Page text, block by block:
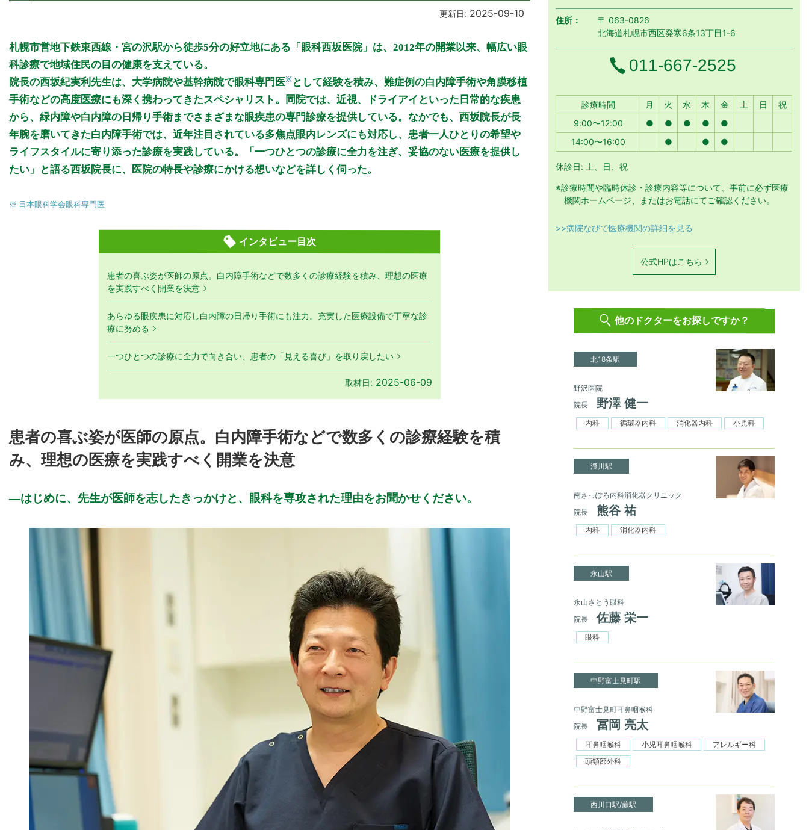
更新日: 2025-09-10
札幌市営地下鉄東西線・宮の沢駅から徒歩5分の好立地にある「眼科西坂医院」は、2012年の開業以来、幅広い眼
科診療で地域住民の目の健康を支えている。
院長の西坂紀実利先生は、大学病院や基幹病院で眼科専門医※ として経験を積み、難症例の白内障手術や角膜移植
手術などの高度医療にも深く携わってきたスペシャリスト。同院では、近視、ドライアイといった日常的な疾患
から、緑内障や白内障の日帰り手術までさまざまな眼疾患の専門診療を提供している。なかでも、西坂院長が長
年腕を磨いてきた白内障手術では、近年注目されている多焦点眼内レンズにも対応し、患者一人ひとりの希望や
ライフスタイルに寄り添った診療を実践している。「一つひとつの診療に全力を注ぎ、妥協のない医療を提供し
たい」と語る西坂院長に、医院の特長や診療にかける想いなどを詳しく伺った。
※ 日本眼科学会眼科専門医
インタビュー目次
患者の喜ぶ姿が医師の原点。白内障手術などで数多くの診療経験を積み、理想の医療
を実践すべく開業を決意
あらゆる眼疾患に対応し白内障の日帰り手術にも注力。充実した医療設備で丁寧な診
療に努める
一つひとつの診療に全力で向き合い、患者の「見える喜び」を取り戻したい
取材日: 2025-06-09
患者の喜ぶ姿が医師の原点。白内障手術などで数多くの診療経験を積
み、理想の医療を実践すべく開業を決意
はじめに、先生が医師を志したきっかけと、眼科を専攻された理由をお聞かせください。
住所：
〒 063-0826
北海道札幌市西区発寒6条13丁目1-6
電話番号
011-667-2525
診療時間 月 月曜日
火 火曜日
水 水曜日
木 木曜日
金金曜日
土土曜日
日 日曜日
祝
9:00〜12:00
● ● ● ●
●
14:00〜16:00
● ● ●
休診日: 土、日、祝
※診療時間や臨時休診・診療内容等について、事前に必ず医療
機関ホームページ、またはお電話にてご確認ください。
>>病院なびで医療機関の詳細を見る
公式HPはこちら
他のドクターをお探しですか？
北18条駅
野沢医院
院長
野澤 健一
内科 循環器内科 消化器内科 小児科
澄川駅
南さっぽろ内科消化器クリニック
院長
熊谷 祐
内科 消化器内科
永山駅
永山さとう眼科
院長
佐藤 栄一
眼科
中野富士見町駅
中野富士見町耳鼻咽喉科
院長
冨岡 亮太
耳鼻咽喉科 小児耳鼻咽喉科
アレルギー科
頭頸部外科
西川口駅/蕨駅